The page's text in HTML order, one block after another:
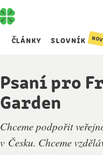
články slovník
Psaní pro
Garden
Chceme podpořit
v Česku. Chceme